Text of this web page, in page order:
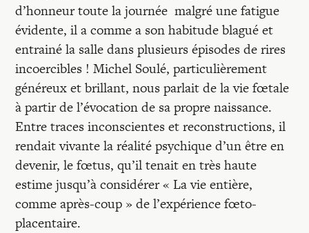
Mon compte
d’honneur toute la journée malgré une fatigue
évidente, il a comme a son habitude blagué et
entrainé la salle dans plusieurs épisodes de rires
incoercibles ! Michel Soulé, particulièrement
généreux et brillant, nous parlait de la vie fœtale
à partir de l’évocation de sa propre naissance.
Entre traces inconscientes et reconstructions, il
rendait vivante la réalité psychique d’un être en
devenir, le fœtus, qu’il tenait en très haute
estime jusqu’à considérer « La vie entière,
comme après-coup » de l’expérience fœto-
placentaire.